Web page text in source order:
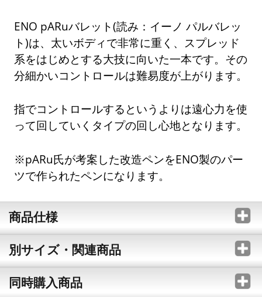
ENO pARuバレット(読み：イーノ パルバレッ
ト)は、太いボディで非常に重く、スプレッド
系をはじめとする大技に向いた一本です。その
分細かいコントロールは難易度が上がります。
指でコントロールするというよりは遠心力を使
って回していくタイプの回し心地となります。
※pARu氏が考案した改造ペンをENO製のパー
ツで作られたペンになります。
商品仕様
別サイズ・関連商品
同時購入商品